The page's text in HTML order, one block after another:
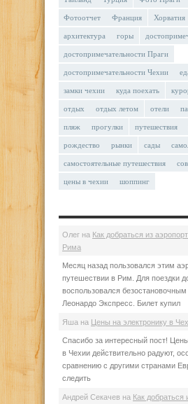
Фотоотчет Франция Хорватия
архитектура горы
достопримечательности Праги
достопримечательности Чехии
замки чехии куда поехать
отдых отдых летом отели
пляж прогулки путешествия
рождество рынки сады
самостоятельные путешествия
цены в чехии шоппинг
Олег на Как добраться из
Рима
Месяц назад пользовался этим
путешествии в Рим. Для поездки
воспользовался
Леонардо Экспресс. Билет купил
Яша на Цены на электронику в
Спасибо за интересный пост!
в Чехии действительно радуют,
сравнению с другими странами
следить
Андрей Секачев на Как добраться